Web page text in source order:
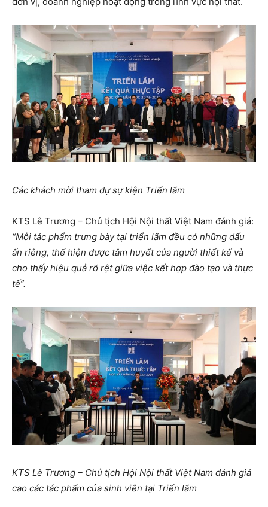
Các khách mời tham dự sự kiện Triển lãm
KTS Lê Trương – Chủ tịch Hội Nội thất Việt Nam đánh giá:
“Mỗi tác phẩm trưng bày tại triển lãm đều có những dấu
ấn riêng, thể hiện được tâm huyết của người thiết kế và
cho thấy hiệu quả rõ rệt giữa việc kết hợp đào tạo và thực
tế”.
KTS Lê Trương – Chủ tịch Hội Nội thất Việt Nam đánh giá
cao các tác phẩm của sinh viên tại Triển lãm